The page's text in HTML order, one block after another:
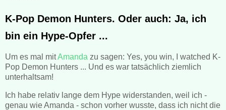
K-Pop Demon Hunters. Oder auch: Ja, ich
bin ein Hype-Opfer ...
Um es mal mitAmanda zu sagen: Yes, you win, I watched K-
Pop Demon Hunters ... Und es war tatsächlich ziemlich
unterhaltsam!
Ich habe relativ lange dem Hype widerstanden, weil ich -
genau wie Amanda - schon vorher wusste, dass ich nicht die